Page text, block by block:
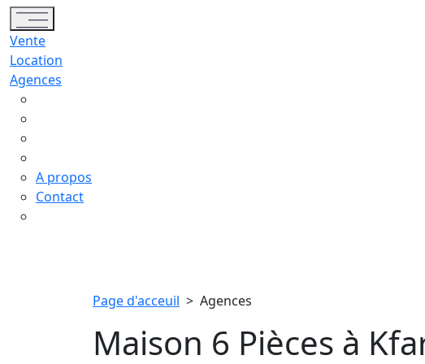
Toggle navigation
Vente
Location
Agences
A propos
Contact
Page d'acceuil > Agences
Maison 6 Pièces à